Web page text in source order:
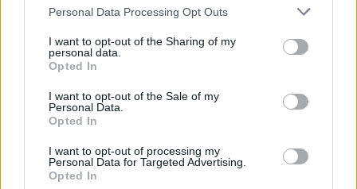
Personal Data Processing Opt Outs
I want to opt-out of the Sharing of my
personal data.
Opted In
I want to opt-out of the Sale of my
Personal Data.
Opted In
I want to opt-out of processing my
Personal Data for Targeted Advertising.
Opted In
Συνεργασία με οργανωμένη ομάδα.
Αμοιβή ανάλογη των προσόντων και της εμπειρίας, εντός
του αναφερόμενου εύρους.
Ομαδική Ασφάλιση
Η εταιρεία προωθεί την ίση μεταχείριση, σέβεται κάθε μορφή
διαφορετικότητας, και διαμορφώνει ένα εργασιακό
περιβάλλον χωρίς διακρίσεις. Όλες οι αιτήσεις αξιολογούνται
αποκλειστικά βάσει σχετικής εμπειρίας, γνώσεων, δεξιοτήτων